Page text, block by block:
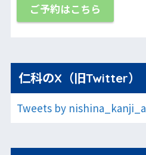
ご予約はこちら
仁科のX（旧Twitter）
Tweets by nishina_kanji_a